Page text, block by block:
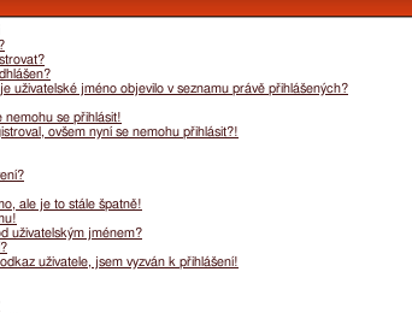
uživatelské jméno objevilo v seznamu právě přihlášených?
nemohu se přihlásit!
ovšem nyní se nemohu přihlásit?!
ale je to stále špatně!
uživatelským jménem?
uživatele, jsem vyzván k přihlášení!